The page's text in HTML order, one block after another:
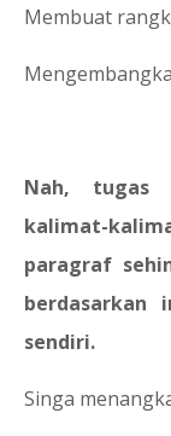
Membuat
Nah, tugas
kalimat-
paragraf
berdasarkan
sendiri.
Singa